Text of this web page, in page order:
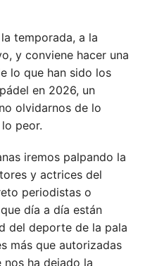
temporada, a la
y conviene hacer una
lo que han sido los
en 2026, un
olvidarnos de lo
peor.
iremos palpando la
y actrices del
periodistas o
día a día están
del deporte de la pala
más que autorizadas
ha dejado la